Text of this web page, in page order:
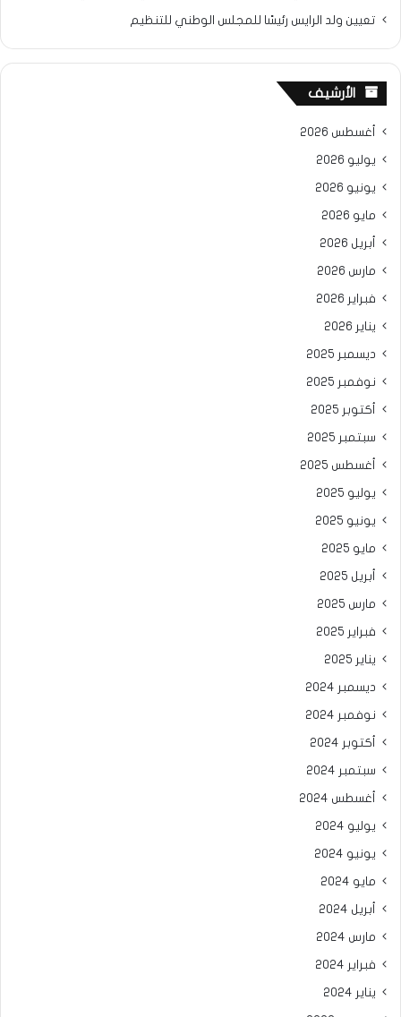
تعيين ولد الرايس رئيسًا للمجلس الوطني للتنظيم
الأرشيف
أغسطس 2026
يوليو 2026
يونيو 2026
مايو 2026
أبريل 2026
مارس 2026
فبراير 2026
يناير 2026
ديسمبر 2025
نوفمبر 2025
أكتوبر 2025
سبتمبر 2025
أغسطس 2025
يوليو 2025
يونيو 2025
مايو 2025
أبريل 2025
مارس 2025
فبراير 2025
يناير 2025
ديسمبر 2024
نوفمبر 2024
أكتوبر 2024
سبتمبر 2024
أغسطس 2024
يوليو 2024
يونيو 2024
مايو 2024
أبريل 2024
مارس 2024
فبراير 2024
يناير 2024